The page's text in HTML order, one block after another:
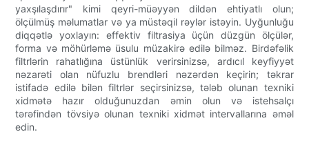
yaxşılaşdırır" kimi qeyri-müəyyən dildən ehtiyatlı olun;
ölçülmüş məlumatlar və ya müstəqil rəylər istəyin. Uyğunluğu
diqqətlə yoxlayın: effektiv filtrasiya üçün düzgün ölçülər,
forma və möhürləmə üsulu müzakirə edilə bilməz. Birdəfəlik
filtrlərin rahatlığına üstünlük verirsinizsə, ardıcıl keyfiyyət
nəzarəti olan nüfuzlu brendləri nəzərdən keçirin; təkrar
istifadə edilə bilən filtrlər seçirsinizsə, tələb olunan texniki
xidmətə hazır olduğunuzdan əmin olun və istehsalçı
tərəfindən tövsiyə olunan texniki xidmət intervallarına əməl
edin.